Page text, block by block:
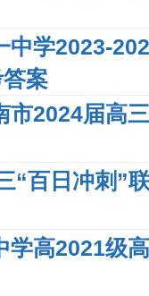
中学2023-
案
市2024届高
“百日冲刺”
学高2021级